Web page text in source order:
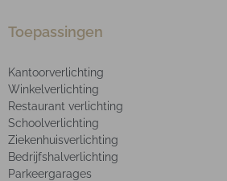
Toepassingen
Kantoorverlichting
Winkelverlichting
Restaurant verlichting
Schoolverlichting
Ziekenhuisverlichting
Bedrijfshalverlichting
Parkeergarages